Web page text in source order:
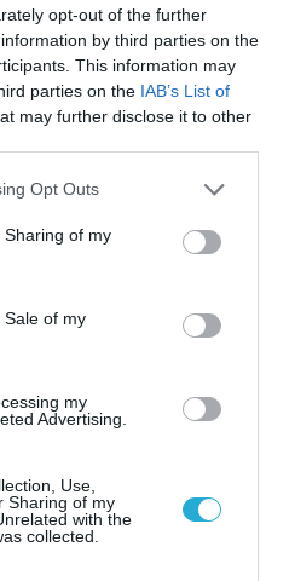
opt-out of the further
by third parties on the
This information may
parties on the IAB’s List of
may further disclose it to other
app uses one or more Google
behaviour. You may click to
and its third-party tags to
purposes in below Google
Opt Outs
of my
of my
my
Advertising.
Use,
Sharing of my
with the
collected.
Η «αιχμηρή» ανάρτηση
(φωτο)